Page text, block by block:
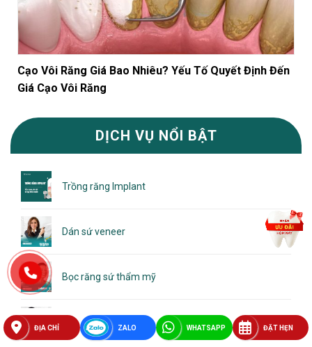
Cạo Vôi Răng Giá Bao Nhiêu? Yếu Tố Quyết Định Đến
Giá Cạo Vôi Răng
DỊCH VỤ NỔI BẬT
Trồng răng Implant
Dán sứ veneer
Bọc răng sứ thẩm mỹ
Niềng răng
ĐỊA CHỈ ZALO WHATSAPP ĐẶT HẸN